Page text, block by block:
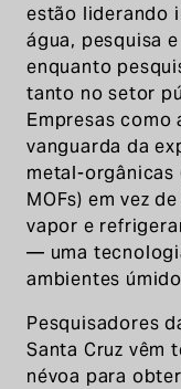
estão liderando
água, pesquisa
enquanto
tanto no setor
Empresas como
vanguarda da
metal-orgânicas
MOFs) em vez
vapor e
— uma
ambientes
Pesquisadores
Santa Cruz vêm
névoa para